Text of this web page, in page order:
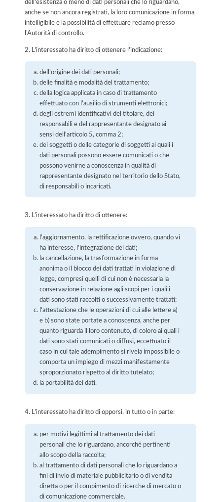
dell'esistenza o meno di dati personali che lo riguardano,
anche se non ancora registrati, la loro comunicazione in forma
intelligibile e la possibilità di effettuare reclamo presso
l’Autorità di controllo.
2. L'interessato ha diritto di ottenere l'indicazione:
dell'origine dei dati personali;
delle finalità e modalità del trattamento;
della logica applicata in caso di trattamento
effettuato con l'ausilio di strumenti elettronici;
degli estremi identificativi del titolare, dei
responsabili e del rappresentante designato ai
sensi dell'articolo 5, comma 2;
dei soggetti o delle categorie di soggetti ai quali i
dati personali possono essere comunicati o che
possono venirne a conoscenza in qualità di
rappresentante designato nel territorio dello Stato,
di responsabili o incaricati.
3. L'interessato ha diritto di ottenere:
l'aggiornamento, la rettificazione ovvero, quando vi
ha interesse, l'integrazione dei dati;
la cancellazione, la trasformazione in forma
anonima o il blocco dei dati trattati in violazione di
legge, compresi quelli di cui non è necessaria la
conservazione in relazione agli scopi per i quali i
dati sono stati raccolti o successivamente trattati;
l'attestazione che le operazioni di cui alle lettere a)
e b) sono state portate a conoscenza, anche per
quanto riguarda il loro contenuto, di coloro ai quali i
dati sono stati comunicati o diffusi, eccettuato il
caso in cui tale adempimento si rivela impossibile o
comporta un impiego di mezzi manifestamente
sproporzionato rispetto al diritto tutelato;
la portabilità dei dati.
4. L'interessato ha diritto di opporsi, in tutto o in parte:
per motivi legittimi al trattamento dei dati
personali che lo riguardano, ancorché pertinenti
allo scopo della raccolta;
al trattamento di dati personali che lo riguardano a
fini di invio di materiale pubblicitario o di vendita
diretta o per il compimento di ricerche di mercato o
di comunicazione commerciale.